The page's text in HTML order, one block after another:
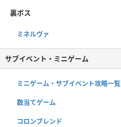
裏ボス
ミネルヴァ
サブイベント・ミニゲーム
ミニゲーム・サブイベント攻略一覧
数当てゲーム
コロンブレンド